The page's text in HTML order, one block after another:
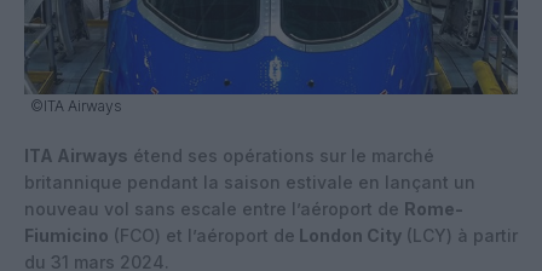
©ITA Airways
ITA Airways étend ses opérations sur le marché
britannique pendant la saison estivale en lançant un
nouveau vol sans escale entre l’aéroport de Rome-
Fiumicino (FCO) et l’aéroport de London City (LCY) à partir
du 31 mars 2024.